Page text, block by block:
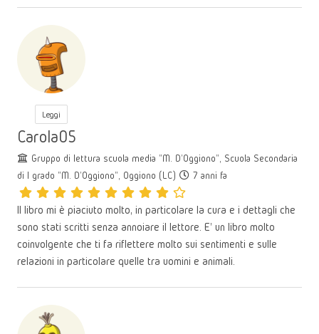
Leggi
Carola05
Gruppo di lettura scuola media "M. D'Oggiono", Scuola Secondaria
di I grado "M. D'Oggiono", Oggiono (LC)
7 anni fa
Il libro mi è piaciuto molto, in particolare la cura e i dettagli che
sono stati scritti senza annoiare il lettore. E' un libro molto
coinvolgente che ti fa riflettere molto sui sentimenti e sulle
relazioni in particolare quelle tra uomini e animali.